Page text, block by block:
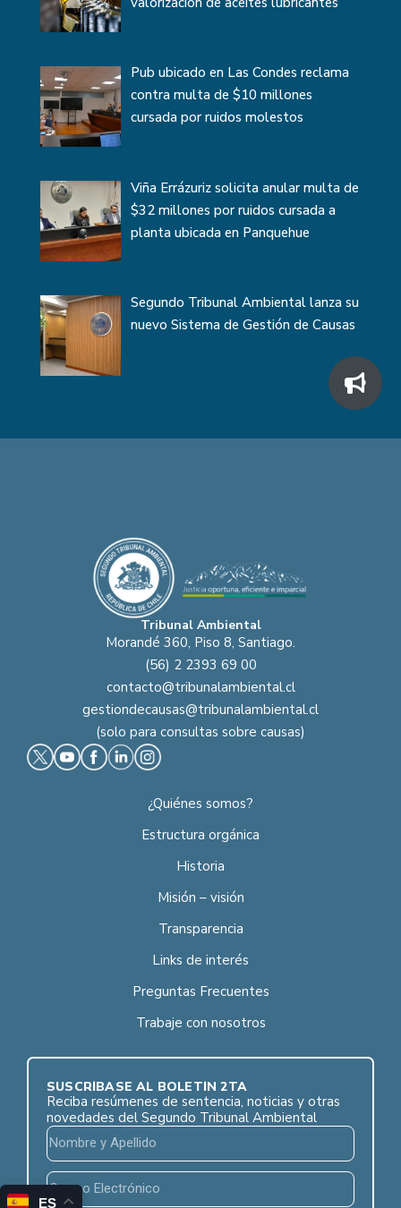
Pub ubicado en Las Condes reclama
contra multa de $10 millones
cursada por ruidos molestos
Viña Errázuriz solicita anular multa de
$32 millones por ruidos cursada a
planta ubicada en Panquehue
Segundo Tribunal Ambiental lanza su
nuevo Sistema de Gestión de Causas
Tribunal Ambiental
Morandé 360, Piso 8, Santiago.
(56) 2 2393 69 00
contacto@tribunalambiental.cl
gestiondecausas@tribunalambiental.cl
(solo para consultas sobre causas)
¿Quiénes somos?
Estructura orgánica
Historia
Misión – visión
Transparencia
Links de interés
Preguntas Frecuentes
Trabaje con nosotros
SUSCRÍBASE AL BOLETÍN 2TA
Reciba resúmenes de sentencia, noticias y otras
novedades del Segundo Tribunal Ambiental
ES